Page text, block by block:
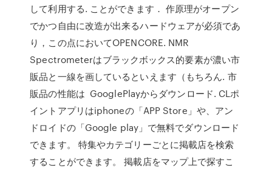
して利用する. ことができます． 作原理がオープン
でかつ自由に改造が出来るハードウェアが必須であ
り，この点においてOPENCORE. NMR
Spectrometerはブラックボックス的要素が濃い市
販品と一線を画しているといえます（もちろん. 市
販品の性能は GooglePlayからダウンロード. CLポ
イントアプリはiphoneの「APP Store」や、アン
ドロイドの「Google play」で無料でダウンロード
できます。 特集やカテゴリーごとに掲載店を検索
することができます。 掲載店をマップ上で探すこ